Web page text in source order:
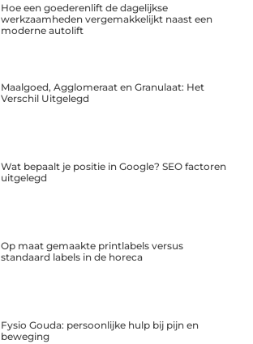
Hoe een goederenlift de dagelijkse
werkzaamheden vergemakkelijkt naast een
moderne autolift
Maalgoed, Agglomeraat en Granulaat: Het
Verschil Uitgelegd
Wat bepaalt je positie in Google? SEO factoren
uitgelegd
Op maat gemaakte printlabels versus
standaard labels in de horeca
Fysio Gouda: persoonlijke hulp bij pijn en
beweging